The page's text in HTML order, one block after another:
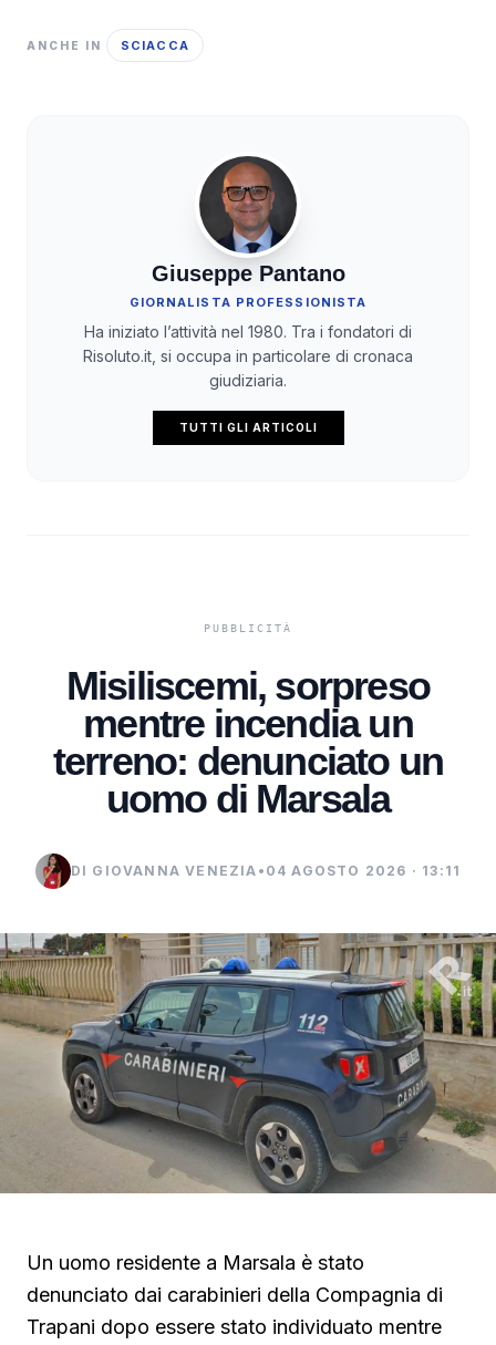
ANCHE IN SCIACCA
Giuseppe Pantano
GIORNALISTA PROFESSIONISTA
Ha iniziato l’attività nel 1980. Tra i fondatori di
Risoluto.it, si occupa in particolare di cronaca
giudiziaria.
TUTTI GLI ARTICOLI
Misiliscemi, sorpreso
mentre incendia un
terreno: denunciato un
uomo di Marsala
DI GIOVANNA VENEZIA • 04 AGOSTO 2026 · 13:11
Un uomo residente a Marsala è stato
denunciato dai carabinieri della Compagnia di
Trapani dopo essere stato individuato mentre